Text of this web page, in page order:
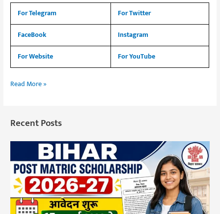
For Telegram
For Twitter
FaceBook
Instagram
For Website
For YouTube
Read More »
Recent Posts